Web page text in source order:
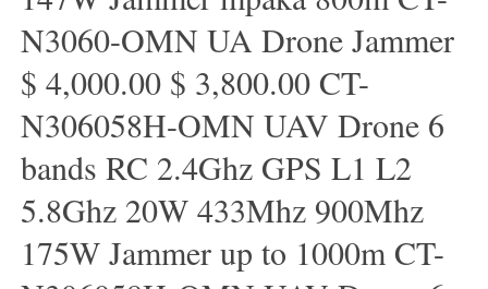
N3060-OMN UA Drone Jammer
$ 4,000.00 $ 3,800.00 CT-
N306058H-OMN UAV Drone 6
bands RC 2.4Ghz GPS L1 L2
5.8Ghz 20W 433Mhz 900Mhz
175W Jammer up to 1000m CT-